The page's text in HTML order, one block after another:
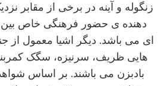
زنگوله و آینه در برخی از مقابر
دهنده ی حضور فرهنگی خاص بین
ای می باشد. دیگر اشیا معمول از
هایی ظریف، سرنیزه، سگک
بادبزن می باشند. بر اساس